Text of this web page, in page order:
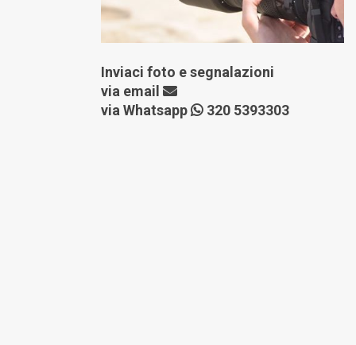
Inviaci foto e segnalazioni
via email
via Whatsapp
320 5393303